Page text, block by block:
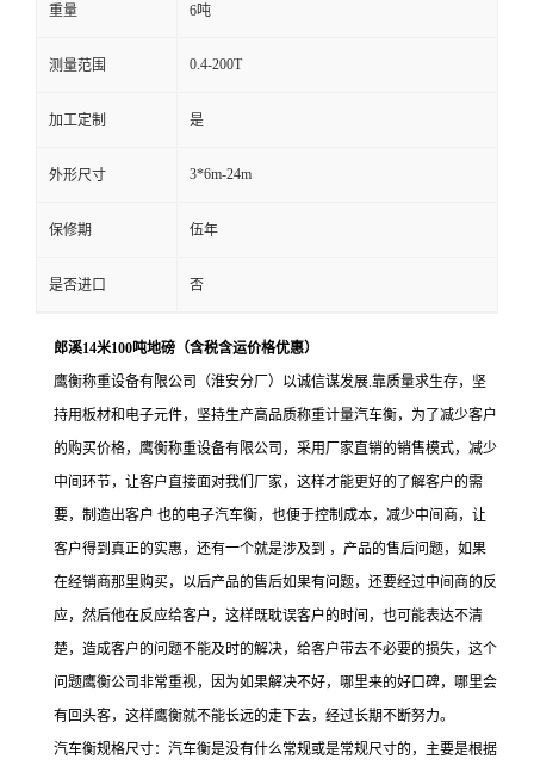
重量 6吨
测量范围 0.4-200T
加工定制 是
外形尺寸 3*6m-24m
保修期 伍年
是否进口 否
郎溪14米100吨地磅（含税含运价格优惠）
鹰衡称重设备有限公司（淮安分厂）以诚信谋发展.靠质量求生存，坚
持用板材和电子元件，坚持生产高品质称重计量汽车衡，为了减少客户
的购买价格，鹰衡称重设备有限公司，采用厂家直销的销售模式，减少
中间环节，让客户直接面对我们厂家，这样才能更好的了解客户的需
要，制造出客户 也的电子汽车衡，也便于控制成本，减少中间商，让
客户得到真正的实惠，还有一个就是涉及到 ，产品的售后问题，如果
在经销商那里购买，以后产品的售后如果有问题，还要经过中间商的反
应，然后他在反应给客户，这样既耽误客户的时间，也可能表达不清
楚，造成客户的问题不能及时的解决，给客户带去不必要的损失，这个
问题鹰衡公司非常重视，因为如果解决不好，哪里来的好口碑，哪里会
有回头客，这样鹰衡就不能长远的走下去，经过长期不断努力。
汽车衡规格尺寸：汽车衡是没有什么常规或是常规尺寸的，主要是根据